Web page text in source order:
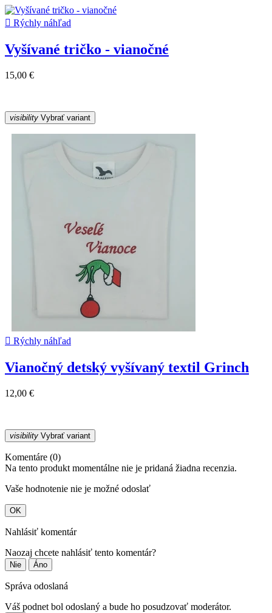
 Rýchly náhľad
Vyšívané tričko - vianočné
15,00 €
visibility Vybrať variant
 Rýchly náhľad
Vianočný detský vyšívaný textil Grinch
12,00 €
visibility Vybrať variant
Komentáre (0)
Na tento produkt momentálne nie je pridaná žiadna recenzia.
Vaše hodnotenie nie je možné odoslať
OK
Nahlásiť komentár
Naozaj chcete nahlásiť tento komentár?
Nie Áno
Správa odoslaná
Váš podnet bol odoslaný a bude ho posudzovať moderátor.